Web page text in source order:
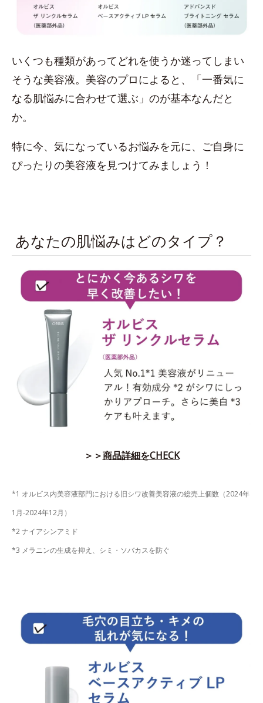
いくつも種類があってどれを使うか迷ってしまい
そうな美容液。美容のプロによると、「一番気に
なる肌悩みに合わせて選ぶ」のが基本なんだと
か。
特に今、気になっているお悩みを元に、ご自身に
ぴったりの美容液を見つけてみましょう！
あなたの肌悩みはどのタイプ？
＞＞商品詳細をCHECK
*1 オルビス内美容液部門における旧シワ改善美容液の総売上個数（2024年
1月-2024年12月）
*2 ナイアシンアミド
*3 メラニンの生成を抑え、シミ・ソバカスを防ぐ